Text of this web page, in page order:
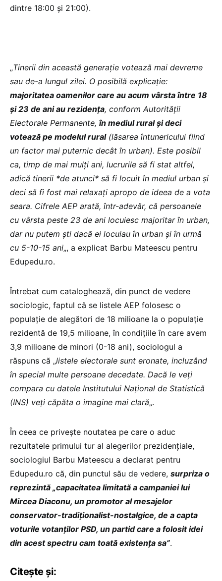
dintre 18:00 și 21:00).
„Tinerii din această generație votează mai devreme
sau de-a lungul zilei. O posibilă explicație:
majoritatea oamenilor care au acum vârsta între 18
și 23 de ani au rezidența, conform Autorității
Electorale Permanente, în mediul rural și deci
votează pe modelul rural(lăsarea întunericului fiind
un factor mai puternic decât în urban). Este posibil
ca, timp de mai mulți ani, lucrurile să fi stat altfel,
adică tinerii *de atunci* să fi locuit în mediul urban și
deci să fi fost mai relaxați apropo de ideea de a vota
seara. Cifrele AEP arată, într-adevăr, că persoanele
cu vârsta peste 23 de ani locuiesc majoritar în urban,
dar nu putem ști dacă ei locuiau în urban și în urmă
cu 5-10-15 ani„, a explicat Barbu Mateescu pentru
Edupedu.ro.
Întrebat cum cataloghează, din punct de vedere
sociologic, faptul că se listele AEP folosesc o
populație de alegători de 18 milioane la o populație
rezidentă de 19,5 milioane, în condițiile în care avem
3,9 milioane de minori (0-18 ani), sociologul a
răspuns că „listele electorale sunt eronate, incluzând
în special multe persoane decedate. Dacă le veți
compara cu datele Institutului Național de Statistică
(INS) veți căpăta o imagine mai clară„.
În ceea ce privește noutatea pe care o aduc
rezultatele primului tur al alegerilor prezidențiale,
sociologiul Barbu Mateescu a declarat pentru
Edupedu.ro că, din punctul său de vedere, surpriza o
reprezintă „capacitatea limitată a campaniei lui
Mircea Diaconu, un promotor al mesajelor
conservator-tradiționalist-nostalgice, de a capta
voturile votanților PSD, un partid care a folosit idei
din acest spectru cam toată existența sa”.
Citește și: